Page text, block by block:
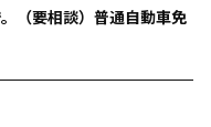
（要相談）普通自動車免